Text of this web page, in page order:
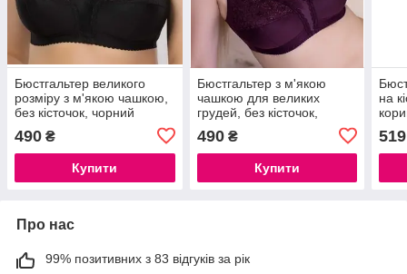
Бюстгальтер великого
розміру з м'якою чашкою,
без кісточок, чорний
490 ₴
Купити
Бюстгальтер з м'якою
чашкою для великих
грудей, без кісточок,
490₴
Купити
на
519
Про нас
99% позитивних з 83 відгуків за рік